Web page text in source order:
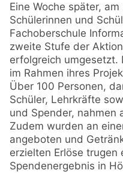
Eine Woche später,
Schülerinnen und
Fachoberschule
zweite Stufe der
erfolgreich umgesetzt.
im Rahmen ihres
Über 100 Personen,
Schüler, Lehrkräfte
und Spender, nahmen
Zudem wurden an
angeboten und
erzielten Erlöse trugen
Spendenergebnis in